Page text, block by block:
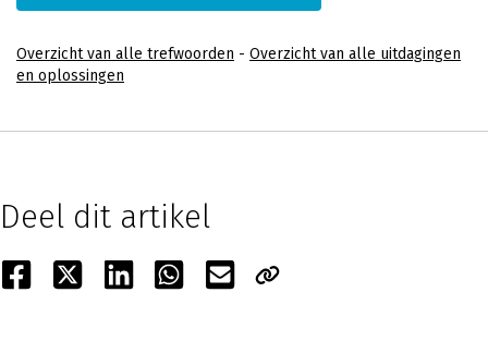
Overzicht van alle trefwoorden - Overzicht van alle uitdagingen
en oplossingen
Deel dit artikel